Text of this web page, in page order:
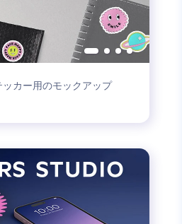
カー用のモックアップ